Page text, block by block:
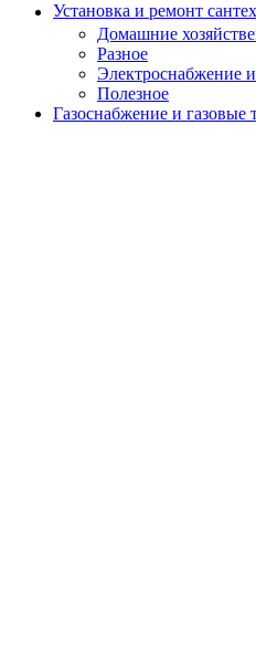
Установка и ремонт
Домашние
Разное
Электроснабжение
Полезное
Газоснабжение и газовые